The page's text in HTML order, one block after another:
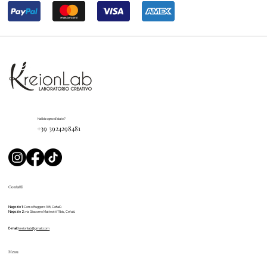
Contatti
Negozio 1:Corso Ruggero 105, Cefalù
Negozio 2:via Giacomo Matteotti 11 bis, Cefalù
E-mail: kreionlab@gmail.com
Menu
Hai bisogno d'aiuto?
+39 3924298481